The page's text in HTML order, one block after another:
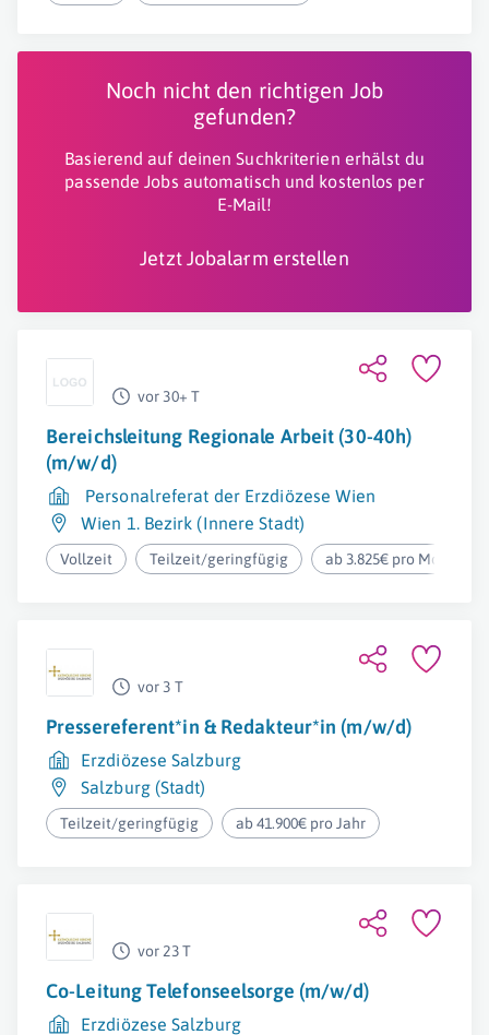
Noch nicht den richtigen Job
gefunden?
Basierend auf deinen Suchkriterien erhälst du
passende Jobs automatisch und kostenlos per
E-Mail!
Jetzt Jobalarm erstellen
vor 30+ T
Bereichsleitung Regionale Arbeit (30-40h)
(m/w/d)
Personalreferat der Erzdiözese Wien
Wien 1. Bezirk (Innere Stadt)
Vollzeit Teilzeit/geringfügig ab 3.825€ pro Monat
vor 3 T
Pressereferent*in & Redakteur*in (m/w/d)
Erzdiözese Salzburg
Salzburg (Stadt)
Teilzeit/geringfügig ab 41.900€ pro Jahr
vor 23 T
Co-Leitung Telefonseelsorge (m/w/d)
Erzdiözese Salzburg